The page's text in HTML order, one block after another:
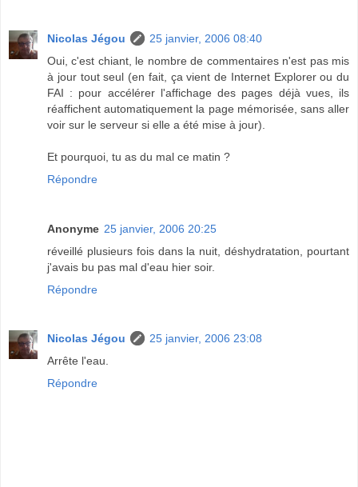
Nicolas Jégou
25 janvier, 2006 08:40
Oui, c'est chiant, le nombre de commentaires n'est pas mis
à jour tout seul (en fait, ça vient de Internet Explorer ou du
FAI : pour accélérer l'affichage des pages déjà vues, ils
réaffichent automatiquement la page mémorisée, sans aller
voir sur le serveur si elle a été mise à jour).
Et pourquoi, tu as du mal ce matin ?
Répondre
Anonyme 25 janvier, 2006 20:25
réveillé plusieurs fois dans la nuit, déshydratation, pourtant
j'avais bu pas mal d'eau hier soir.
Répondre
Nicolas Jégou
25 janvier, 2006 23:08
Arrête l'eau.
Répondre